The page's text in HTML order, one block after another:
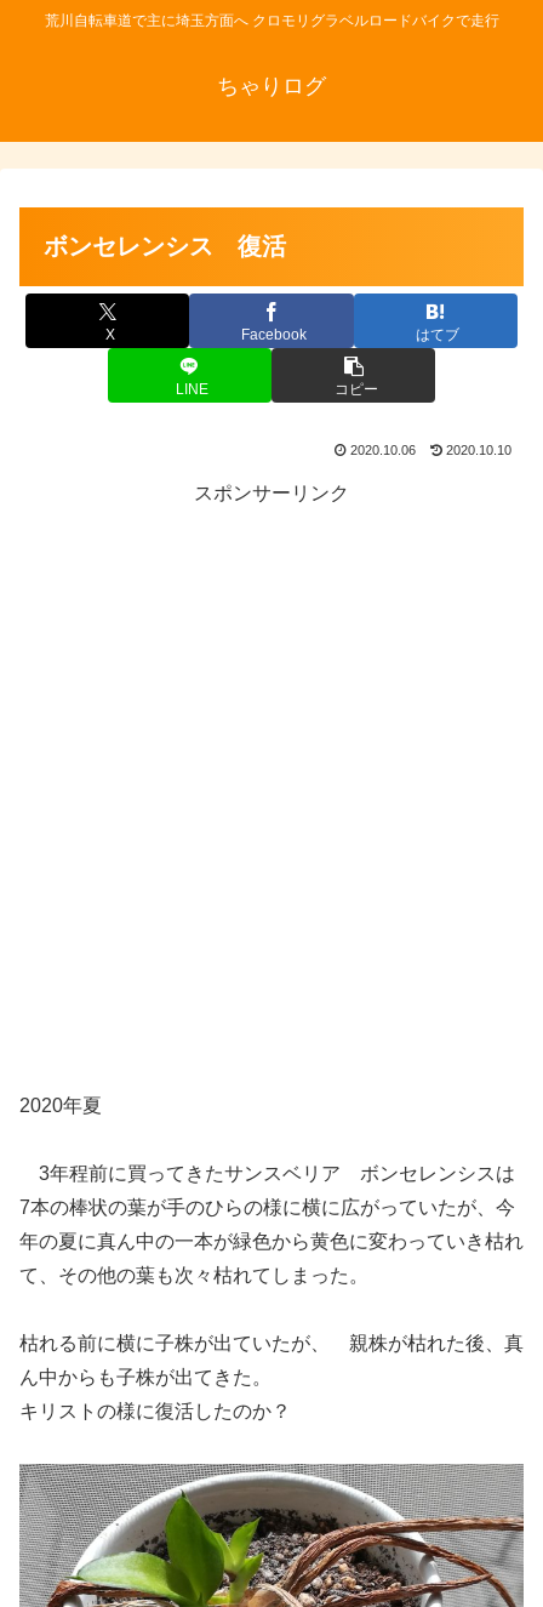
荒川自転車道で主に埼玉方面へ クロモリグラベルロードバイクで走行
ちゃりログ
ボンセレンシス 復活
X Facebook はてブ
LINE コピー
2020.10.06 2020.10.10
スポンサーリンク
2020年夏
3年程前に買ってきたサンスベリア ボンセレンシスは
7本の棒状の葉が手のひらの様に横に広がっていたが、今
年の夏に真ん中の一本が緑色から黄色に変わっていき枯れ
て、その他の葉も次々枯れてしまった。
枯れる前に横に子株が出ていたが、 親株が枯れた後、真
ん中からも子株が出てきた。
キリストの様に復活したのか？